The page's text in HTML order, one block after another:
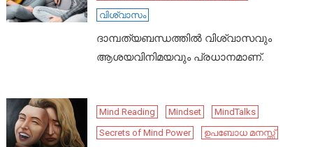
വിശ്വാസം
ദാമ്പത്യബന്ധത്തിൽ വിശ്വാസവും
ആശയവിനിമയവും പ്രധാനമാണ്.
Mind Reading Mindset
MindTalks
Secrets of Mind Power
ഉപബോധ മനസ്സ്